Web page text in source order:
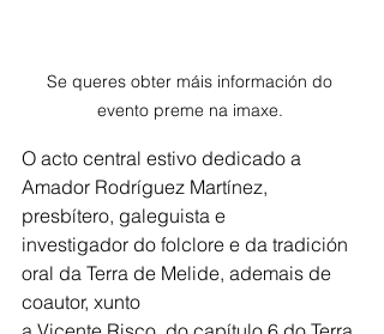
Se queres obter máis información do
evento preme na imaxe.
O acto central estivo dedicado a
Amador Rodríguez Martínez,
presbítero, galeguista e
investigador do folclore e da tradición
oral da Terra de Melide, ademais de
coautor, xunto